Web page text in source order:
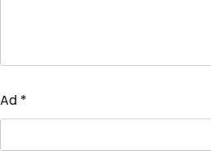
Ad *